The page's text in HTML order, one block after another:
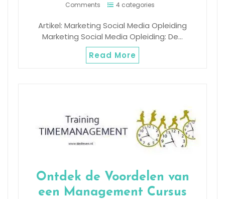
Comments
4 categories
Artikel: Marketing Social Media Opleiding
Marketing Social Media Opleiding: De…
Read More
Ontdek de Voordelen van
een Management Cursus